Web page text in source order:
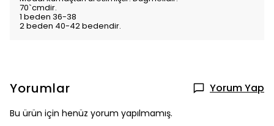
70`cmdir.
1 beden 36-38
2 beden 40-42 bedendir.
Yorumlar Yorum Yap
Bu ürün için henüz yorum yapılmamış.